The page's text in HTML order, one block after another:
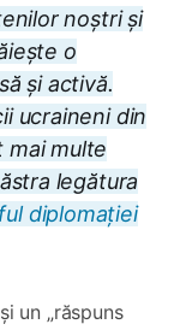
noștri și
o
și activă.
ucraineni din
mai multe
legătura
diplomației
un „răspuns